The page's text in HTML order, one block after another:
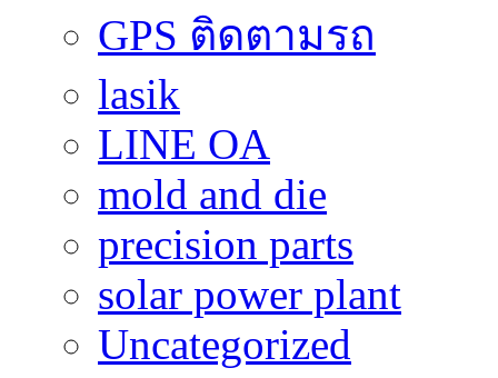
GPS ติดตามรถ
lasik
LINE OA
mold and die
precision parts
solar power plant
Uncategorized